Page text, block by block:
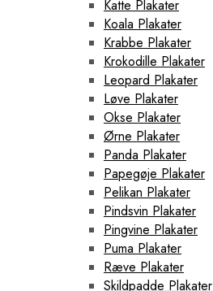
Katte Plakater
Koala Plakater
Krabbe Plakater
Krokodille Plakater
Leopard Plakater
Løve Plakater
Okse Plakater
Ørne Plakater
Panda Plakater
Papegøje Plakater
Pelikan Plakater
Pindsvin Plakater
Pingvine Plakater
Puma Plakater
Ræve Plakater
Skildpadde Plakater